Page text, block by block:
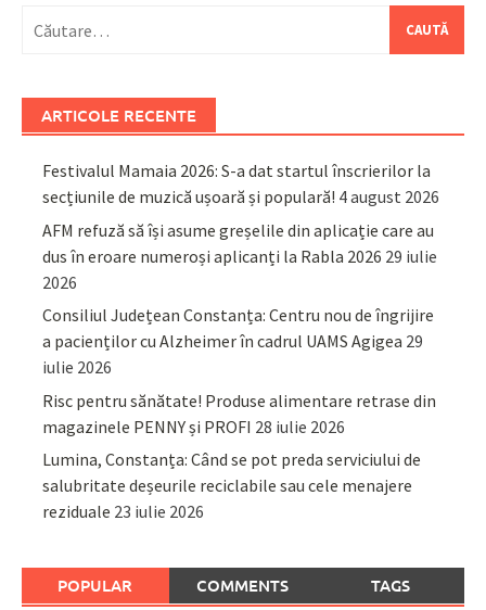
după:
ARTICOLE RECENTE
Festivalul Mamaia 2026: S-a dat startul înscrierilor la
secțiunile de muzică ușoară și populară! 4 august 2026
AFM refuză să își asume greșelile din aplicație care au
dus în eroare numeroși aplicanți la Rabla 2026 29 iulie
2026
Consiliul Județean Constanța: Centru nou de îngrijire
a pacienților cu Alzheimer în cadrul UAMS Agigea 29
iulie 2026
Risc pentru sănătate! Produse alimentare retrase din
magazinele PENNY și PROFI 28 iulie 2026
Lumina, Constanța: Când se pot preda serviciului de
salubritate deșeurile reciclabile sau cele menajere
reziduale 23 iulie 2026
POPULAR COMMENTS TAGS